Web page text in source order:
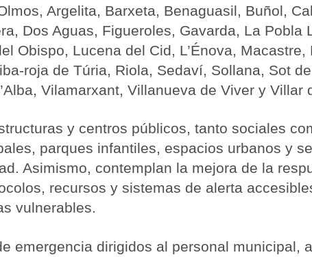
Argelita, Barxeta, Benaguasil, Buñol,
Dos Aguas, Figueroles, Gavarda, La Pobla
Obispo, Lucena del Cid, L’Énova, Macastre,
roja de Túria, Riola, Sedaví, Sollana, Sot
Vilamarxant, Villanueva de Viver y Villar
y centros públicos, tanto sociales
parques infantiles, espacios urbanos y
Asimismo, contemplan la mejora de la
recursos y sistemas de alerta
vulnerables.
emergencia dirigidos al personal municipal,